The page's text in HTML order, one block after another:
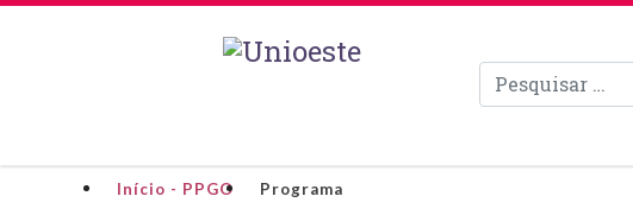
Pesquisar
Início - PPGO
Programa